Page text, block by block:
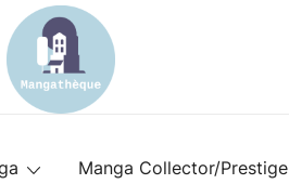
Manga Collector/Prestige